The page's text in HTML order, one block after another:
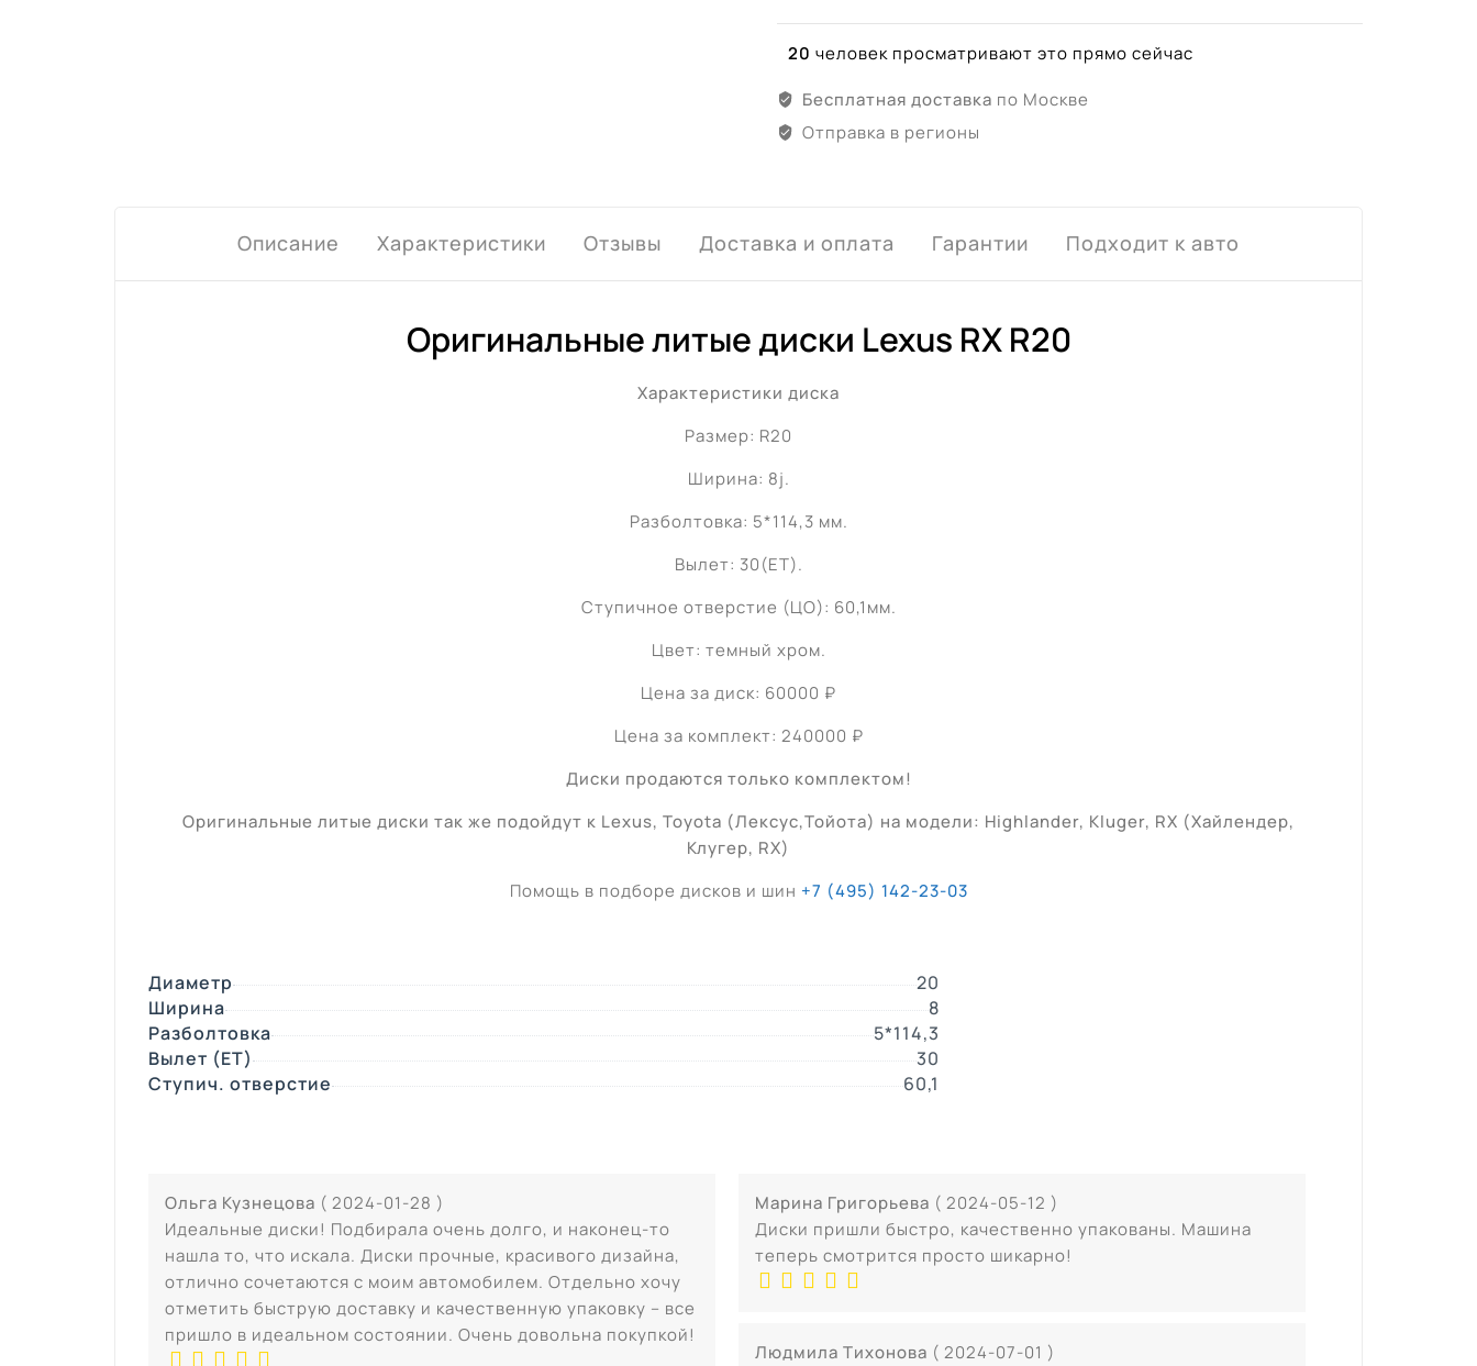
20 человек просматривают это прямо сейчас
Бесплатная доставка по Москве
Отправка в регионы
Описание Характеристики Отзывы Доставка и оплата Гарантии Подходит к авто
Оригинальные литые диски Lexus RX R20
Характеристики диска
Размер: R20
Ширина: 8j.
Разболтовка: 5*114,3 мм.
Вылет: 30(ET).
Ступичное отверстие (ЦО): 60,1мм.
Цвет: темный хром.
Цена за диск: 60000 ₽
Цена за комплект: 240000 ₽
Диски продаются только комплектом!
Оригинальные литые диски так же подойдут к Lexus, Toyota (Лексус,Тойота) на модели: Highlander, Kluger, RX (Хайлендер,
Клугер, RX)
Помощь в подборе дисков и шин +7 (495) 142-23-03
Диаметр
20
Ширина
8
Разболтовка
5*114,3
Вылет (ЕТ)
30
Ступич. отверстие
60,1
Ольга Кузнецова ( 2024-01-28 )
Идеальные диски! Подбирала очень долго, и наконец-то
нашла то, что искала. Диски прочные, красивого дизайна,
отлично сочетаются с моим автомобилем. Отдельно хочу
отметить быструю доставку и качественную упаковку – все
пришло в идеальном состоянии. Очень довольна покупкой!
Марина Григорьева ( 2024-05-12 )
Диски пришли быстро, качественно упакованы. Машина
теперь смотрится просто шикарно!
Людмила Тихонова ( 2024-07-01 )